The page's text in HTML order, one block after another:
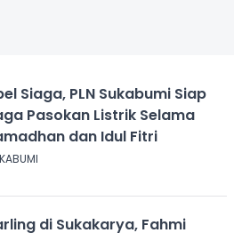
Siaga, PLN Sukabumi Siap
Pasokan Listrik Selama
dan Idul Fitri
di Sukakarya, Fahmi